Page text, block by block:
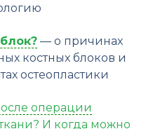
— о причинах
костных блоков и
остеопластики
операции
И когда можно